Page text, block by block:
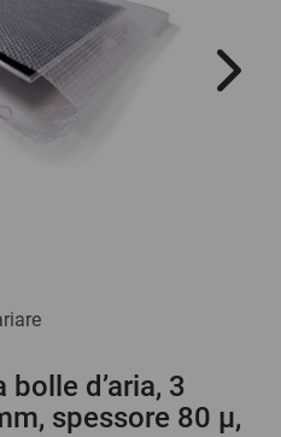
d’aria, 3
spessore 80 µ,